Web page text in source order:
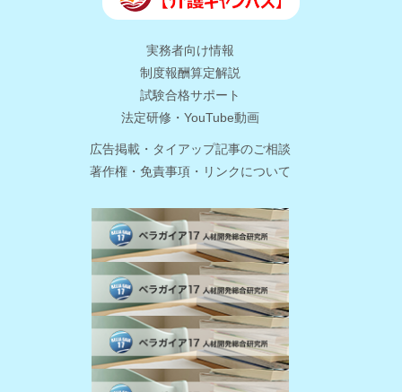
実務者向け情報
制度報酬算定解説
試験合格サポート
法定研修・YouTube動画
広告掲載・タイアップ記事のご相談
著作権・免責事項・リンクについて